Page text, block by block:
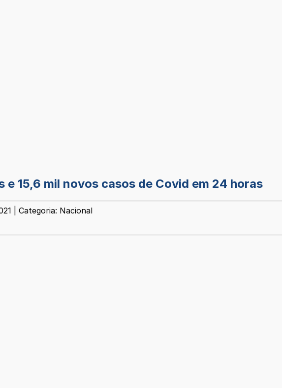
15,6 mil novos casos de Covid em 24 horas
| Categoria: Nacional